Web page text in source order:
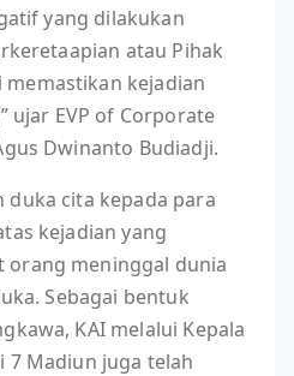
yang dilakukan
atau Pihak
kejadian
ujar EVP of Corporate
Dwinanto Budiadji.
duka cita kepada para
kejadian yang
orang meninggal dunia
Sebagai bentuk
KAI melalui Kepala
7 Madiun juga telah